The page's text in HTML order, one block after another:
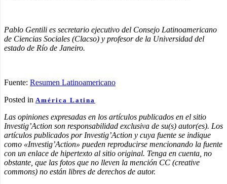
Pablo Gentili es secretario ejecutivo del Consejo Latinoamericano
de Ciencias Sociales (Clacso) y profesor de la Universidad del
estado de Río de Janeiro.
Fuente: Resumen Latinoamericano
Posted in América Latina
Las opiniones expresadas en los artículos publicados en el sitio
Investig’Action son responsabilidad exclusiva de su(s) autor(es). Los
artículos publicados por Investig’Action y cuya fuente se indique
como «Investig’Action» pueden reproducirse mencionando la fuente
con un enlace de hipertexto al sitio original. Tenga en cuenta, no
obstante, que las fotos que no lleven la mención CC (creative
commons) no están libres de derechos de autor.